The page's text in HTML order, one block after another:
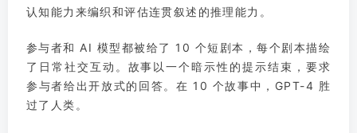
认知能力来编织和评估连贯叙述的推理能力。
参与者和 AI 模型都被给了 10 个短剧本，每个剧本描绘
了日常社交互动。故事以一个暗示性的提示结束，要求
参与者给出开放式的回答。在 10 个故事中，GPT-4 胜
过了人类。